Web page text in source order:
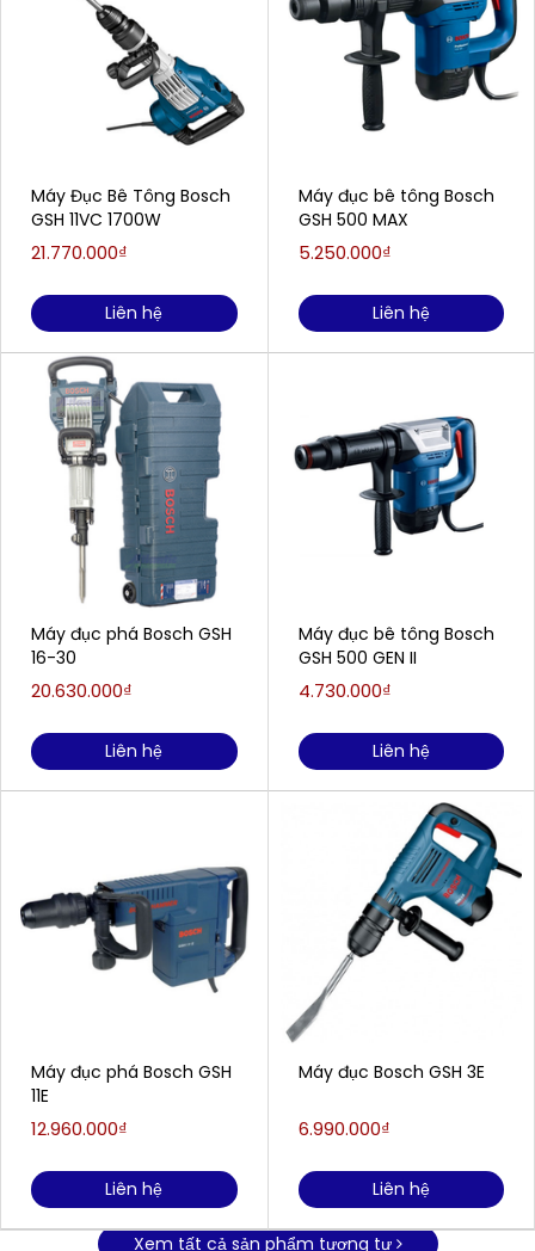
Máy Đục Bê Tông Bosch
GSH 11VC 1700W
21.770.000₫
Liên hệ
Máy đục phá Bosch GSH
16-30
20.630.000₫
Liên hệ
Máy đục phá Bosch GSH
11E
12.960.000₫
Liên hệ
Máy đục bê tông Bosch
GSH 500 MAX
5.250.000₫
Liên hệ
Máy đục bê tông Bosch
GSH 500 GEN II
4.730.000₫
Liên hệ
Máy đục Bosch GSH 3E
6.990.000₫
Liên hệ
Xem tất cả sản phẩm tương tự